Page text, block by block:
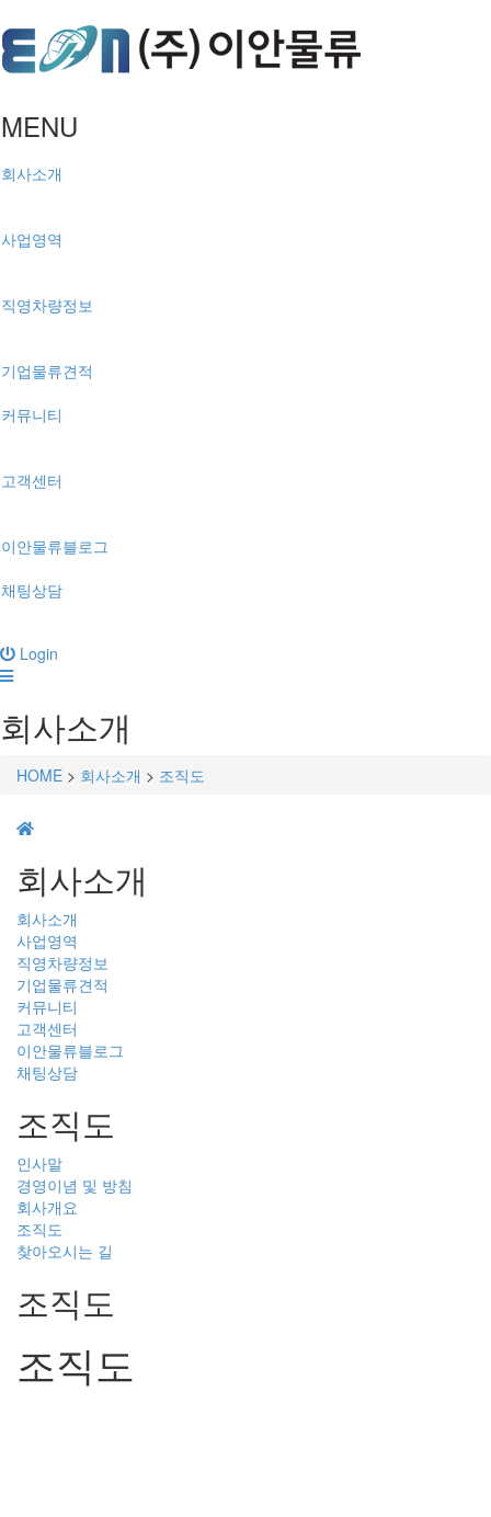
MENU
회사소개
사업영역
직영차량정보
기업물류견적
커뮤니티
고객센터
이안물류블로그
채팅상담
Login
회사소개
HOME > 회사소개 > 조직도
회사소개
회사소개
사업영역
직영차량정보
기업물류견적
커뮤니티
고객센터
이안물류블로그
채팅상담
조직도
인사말
경영이념 및 방침
회사개요
조직도
찾아오시는 길
조직도
조직도